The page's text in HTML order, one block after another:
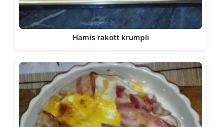
Hamis rakott krumpli